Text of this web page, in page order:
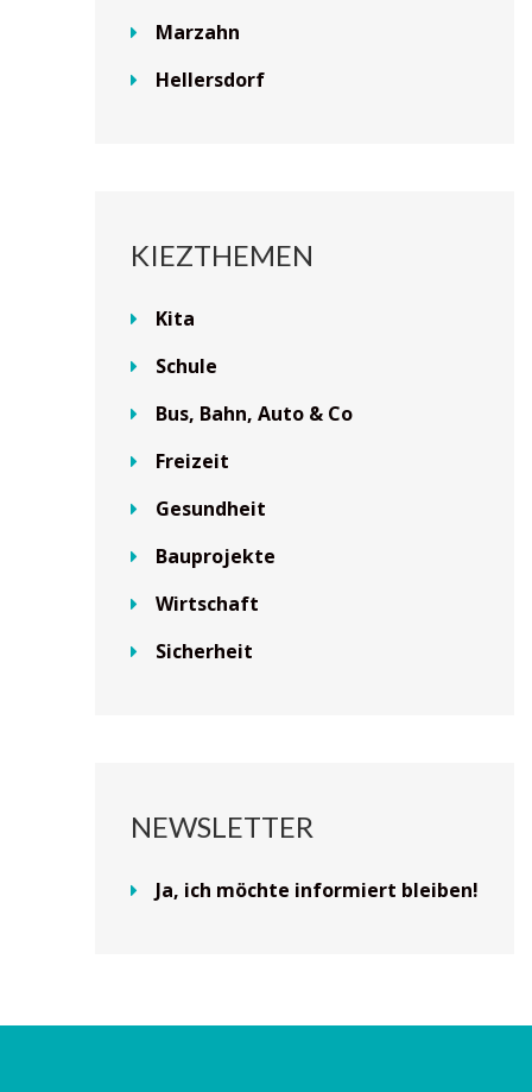
Marzahn
Hellersdorf
KIEZTHEMEN
Kita
Schule
Bus, Bahn, Auto & Co
Freizeit
Gesundheit
Bauprojekte
Wirtschaft
Sicherheit
NEWSLETTER
Ja, ich möchte informiert bleiben!